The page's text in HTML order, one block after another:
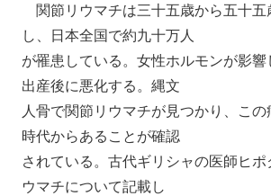
関節リウマチは三十五歳から五十五
し、日本全国で約九十万人
が罹患している。女性ホルモンが影響
出産後に悪化する。縄文
人骨で関節リウマチが見つかり、こ
時代からあることが確認
されている。古代ギリシャの医師ヒポ
ウマチについて記載し